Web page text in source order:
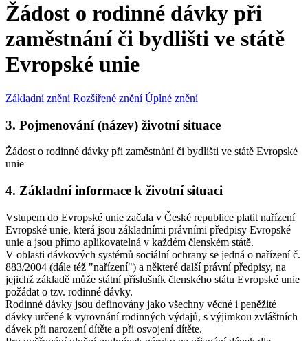
Žádost o rodinné dávky při
zaměstnání či bydlišti ve státě
Evropské unie
Základní znění Rozšířené znění Úplné znění
3. Pojmenování (název) životní situace
Žádost o rodinné dávky při zaměstnání či bydlišti ve státě Evropské
unie
4. Základní informace k životní situaci
Vstupem do Evropské unie začala v České republice platit nařízení
Evropské unie, která jsou základními právními předpisy Evropské
unie a jsou přímo aplikovatelná v každém členském státě.
V oblasti dávkových systémů sociální ochrany se jedná o nařízení č.
883/2004 (dále též "nařízení") a některé další právní předpisy, na
jejichž základě může státní příslušník členského státu Evropské unie
požádat o tzv. rodinné dávky.
Rodinné dávky jsou definovány jako všechny věcné i peněžité
dávky určené k vyrovnání rodinných výdajů, s výjimkou zvláštních
dávek při narození dítěte a při osvojení dítěte.